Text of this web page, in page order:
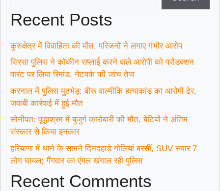
Recent Posts
कुरुक्षेत्र में विवाहिता की मौत, परिजनों ने लगाए गंभीर आरोप
सिरसा पुलिस ने कोकीन सप्लाई करने वाले आरोपी को प्रोडक्शन
वारंट पर लिया रिमांड, नेटवर्क की जांच तेज
करनाल में पुलिस मुठभेड़: बीरू वाल्मीकि हत्याकांड का आरोपी ढेर,
जवाबी कार्रवाई में हुई मौत
सोनीपत: वृद्धाश्रम में बुजुर्ग कारोबारी की मौत, बेटियों ने अंतिम
संस्कार से किया इनकार
हरियाणा में थाने के सामने दिनदहाड़े गोलियां बरसीं, SUV सवार 7
लोग घायल; गैंगवार का एंगल खंगाल रही पुलिस
Recent Comments